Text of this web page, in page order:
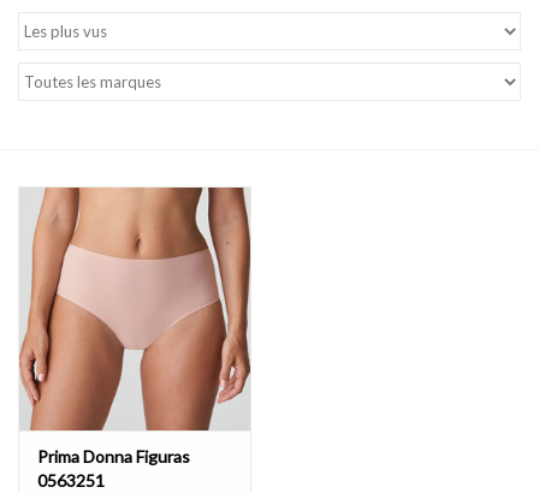
Homewear
Lingerie-accessoires
Cartes-cadeaux
Prima Donna Figuras
0563251